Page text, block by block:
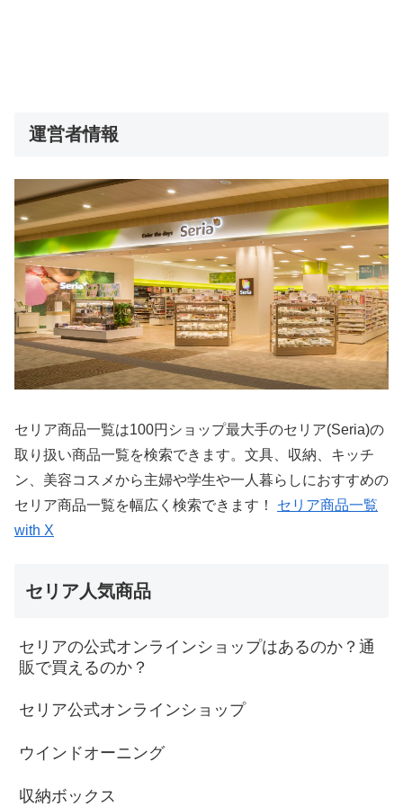
運営者情報
セリア商品一覧は100円ショップ最大手のセリア(Seria)の
取り扱い商品一覧を検索できます。文具、収納、キッチ
ン、美容コスメから主婦や学生や一人暮らしにおすすめの
セリア商品一覧を幅広く検索できます！ セリア商品一覧
with X
セリア人気商品
セリアの公式オンラインショップはあるのか？通
販で買えるのか？
セリア公式オンラインショップ
ウインドオーニング
収納ボックス